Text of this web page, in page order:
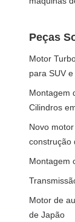
Peças
Motor
para SUV
Montagem
Cilindros
Novo
construção
Montagem
Motor de
de Japão